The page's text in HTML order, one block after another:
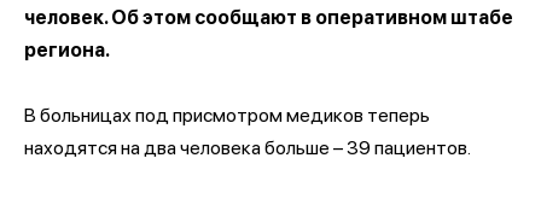
человек. Об этом сообщают в оперативном штабе
региона.
В больницах под присмотром медиков теперь
находятся на два человека больше – 39 пациентов.